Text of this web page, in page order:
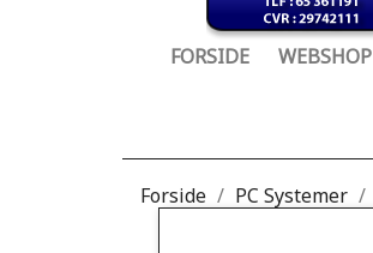
FORSIDE WEBSHOP
Forside PC Systemer